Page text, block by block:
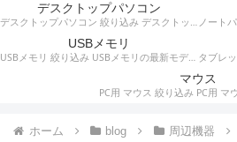
デスクトップパソコン
デスクトップパソコン 絞り込み デスクトップPCの最新モデルやスペック・仕様に関する情報。
USBメモリ
USBメモリ 絞り込み USBメモリの最新モデルやスペック・仕様に関する情報。
マウス
ホーム blog 周辺機器